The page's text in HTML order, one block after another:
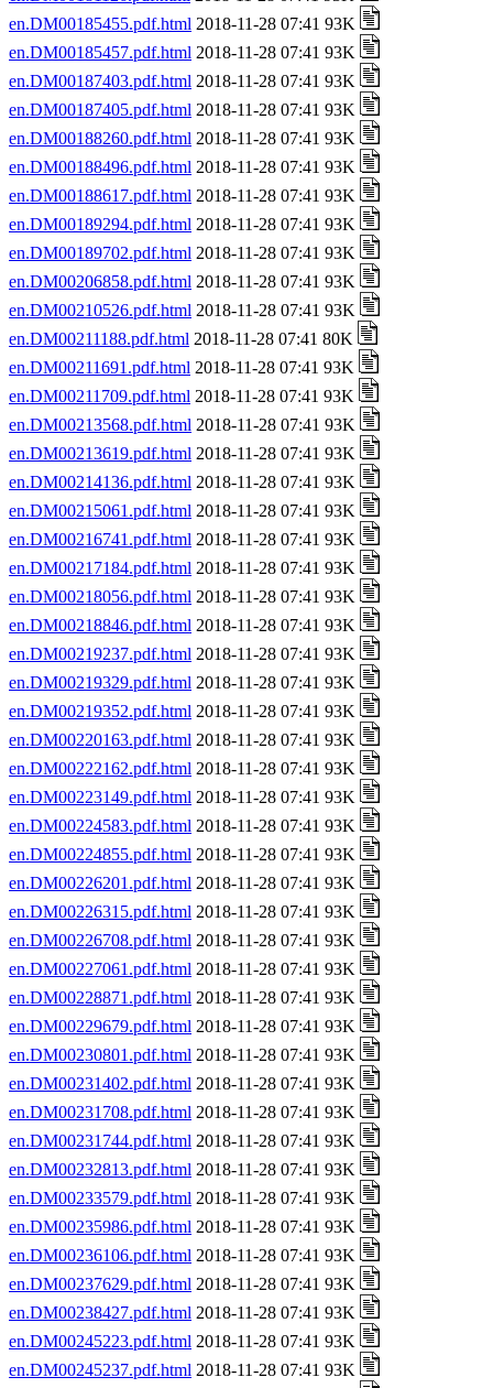
en.DM00185455.pdf.html 2018-11-28 07:41 93K
en.DM00185457.pdf.html 2018-11-28 07:41 93K
en.DM00187403.pdf.html 2018-11-28 07:41 93K
en.DM00187405.pdf.html 2018-11-28 07:41 93K
en.DM00188260.pdf.html 2018-11-28 07:41 93K
en.DM00188496.pdf.html 2018-11-28 07:41 93K
en.DM00188617.pdf.html 2018-11-28 07:41 93K
en.DM00189294.pdf.html 2018-11-28 07:41 93K
en.DM00189702.pdf.html 2018-11-28 07:41 93K
en.DM00206858.pdf.html 2018-11-28 07:41 93K
en.DM00210526.pdf.html 2018-11-28 07:41 93K
en.DM00211188.pdf.html 2018-11-28 07:41 80K
en.DM00211691.pdf.html 2018-11-28 07:41 93K
en.DM00211709.pdf.html 2018-11-28 07:41 93K
en.DM00213568.pdf.html 2018-11-28 07:41 93K
en.DM00213619.pdf.html 2018-11-28 07:41 93K
en.DM00214136.pdf.html 2018-11-28 07:41 93K
en.DM00215061.pdf.html 2018-11-28 07:41 93K
en.DM00216741.pdf.html 2018-11-28 07:41 93K
en.DM00217184.pdf.html 2018-11-28 07:41 93K
en.DM00218056.pdf.html 2018-11-28 07:41 93K
en.DM00218846.pdf.html 2018-11-28 07:41 93K
en.DM00219237.pdf.html 2018-11-28 07:41 93K
en.DM00219329.pdf.html 2018-11-28 07:41 93K
en.DM00219352.pdf.html 2018-11-28 07:41 93K
en.DM00220163.pdf.html 2018-11-28 07:41 93K
en.DM00222162.pdf.html 2018-11-28 07:41 93K
en.DM00223149.pdf.html 2018-11-28 07:41 93K
en.DM00224583.pdf.html 2018-11-28 07:41 93K
en.DM00224855.pdf.html 2018-11-28 07:41 93K
en.DM00226201.pdf.html 2018-11-28 07:41 93K
en.DM00226315.pdf.html 2018-11-28 07:41 93K
en.DM00226708.pdf.html 2018-11-28 07:41 93K
en.DM00227061.pdf.html 2018-11-28 07:41 93K
en.DM00228871.pdf.html 2018-11-28 07:41 93K
en.DM00229679.pdf.html 2018-11-28 07:41 93K
en.DM00230801.pdf.html 2018-11-28 07:41 93K
en.DM00231402.pdf.html 2018-11-28 07:41 93K
en.DM00231708.pdf.html 2018-11-28 07:41 93K
en.DM00231744.pdf.html 2018-11-28 07:41 93K
en.DM00232813.pdf.html 2018-11-28 07:41 93K
en.DM00233579.pdf.html 2018-11-28 07:41 93K
en.DM00235986.pdf.html 2018-11-28 07:41 93K
en.DM00236106.pdf.html 2018-11-28 07:41 93K
en.DM00237629.pdf.html 2018-11-28 07:41 93K
en.DM00238427.pdf.html 2018-11-28 07:41 93K
en.DM00245223.pdf.html 2018-11-28 07:41 93K
en.DM00245237.pdf.html 2018-11-28 07:41 93K